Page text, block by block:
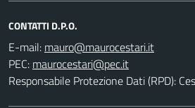
CONTATTI D.P.O.
E-mail:
PEC:
Responsabile Protezione Dati (RPD):